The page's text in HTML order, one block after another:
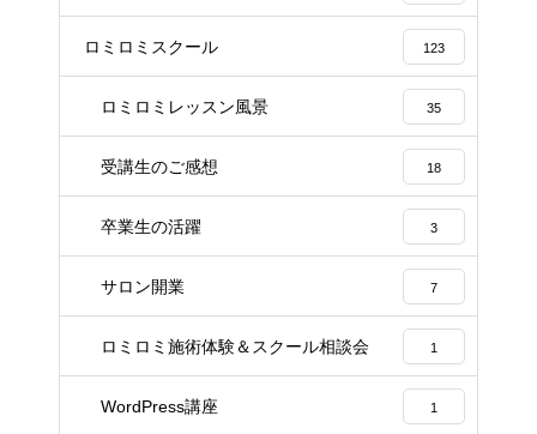
ロミロミスクール 123
ロミロミレッスン風景 35
受講生のご感想 18
卒業生の活躍 3
サロン開業 7
ロミロミ施術体験＆スクール相談会 1
WordPress講座 1